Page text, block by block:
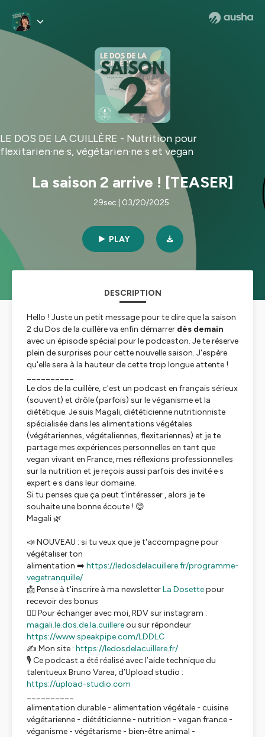
LE DOS DE LA CUILLÈRE - Nutrition pour
flexitarien·ne·s, végétarien·ne·s et vegan
La saison 2 arrive ! [TEASER]
29sec | 03/20/2025
PLAY
DESCRIPTION
Hello ! Juste un petit message pour te dire que la saison
2 du Dos de la cuillère va enfin démarrer dès demain
avec un épisode spécial pour le podcaston. Je te réserve
plein de surprises pour cette nouvelle saison. J'espère
qu'elle sera à la hauteur de cette trop longue attente !
Le dos de la cuillère, c'est un podcast en français sérieux
(souvent) et drôle (parfois) sur le véganisme et la
diététique. Je suis Magali, diététicienne nutritionniste
spécialisée dans les alimentations végétales
(végétariennes, végétaliennes, flexitariennes) et je te
partage mes expériences personnelles en tant que
vegan vivant en France, mes réflexions professionnelles
sur la nutrition et je reçois aussi parfois des invité·e·s
expert·e·s dans leur domaine.
Si tu penses que ça peut t’intéresser , alors je te
souhaite une bonne écoute ! 😊
Magali 🌿
📣 NOUVEAU : si tu veux que je t'accompagne pour
végétaliser ton
alimentation ➡️ https://ledosdelacuillere.fr/programme-
vegetranquille/
📩 Pense à t'inscrire à ma newsletterLa Dosettepour
recevoir des bonus
💁‍♀️ Pour échanger avec moi, RDV sur instagram :
magali.le.dos.de.la.cuillereou sur répondeur
https://www.speakpipe.com/LDDLC
✍️ Mon site : https://ledosdelacuillere.fr/
🎙️ Ce podcast a été réalisé avec l’aide technique du
talentueux Bruno Varea, d’Upload studio :
https://upload-studio.com
alimentation durable - alimentation végétale - cuisine
végétarienne - diététicienne - nutrition - vegan france -
véganisme - végétarisme - bien-être animal -